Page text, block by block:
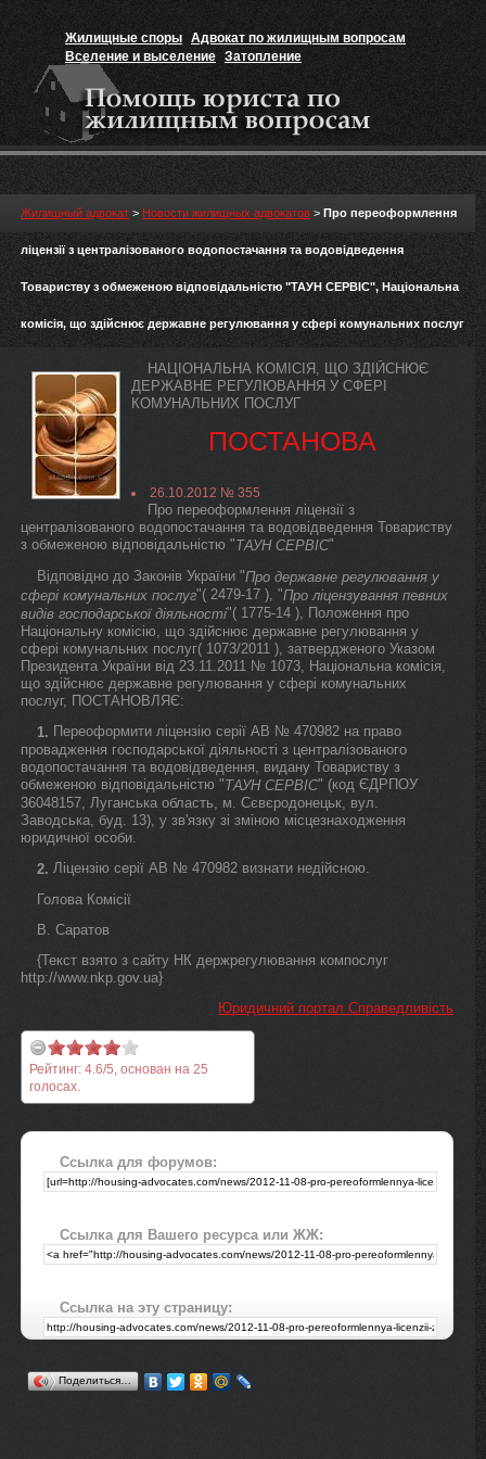
Жилищные споры Адвокат по жилищным вопросам
Вселение и выселение Затопление
Признание прав на жильё
Жилищный адвокат > Новости жилищных адвокатов > Про переоформлення
ліцензії з централізованого водопостачання та водовідведення
Товариству з обмеженою відповідальністю "ТАУН СЕРВІС", Національна
комісія, що здійснює державне регулювання у сфері комунальних послуг
НАЦІОНАЛЬНА КОМІСІЯ, ЩО ЗДІЙСНЮЄ
ДЕРЖАВНЕ РЕГУЛЮВАННЯ У СФЕРІ
КОМУНАЛЬНИХ ПОСЛУГ
ПОСТАНОВА
26.10.2012 № 355
Про переоформлення ліцензії з
централізованого водопостачання та водовідведення Товариству
з обмеженою відповідальністю "ТАУН СЕРВІС"
Відповідно до Законів України "Про державне регулювання у
сфері комунальних послуг"( 2479-17 ), "Про ліцензування певних
видів господарської діяльності"( 1775-14 ), Положення про
Національну комісію, що здійснює державне регулювання у
сфері комунальних послуг( 1073/2011 ), затвердженого Указом
Президента України від 23.11.2011 № 1073, Національна комісія,
що здійснює державне регулювання у сфері комунальних
послуг, ПОСТАНОВЛЯЄ:
1. Переоформити ліцензію серії АВ № 470982 на право
провадження господарської діяльності з централізованого
водопостачання та водовідведення, видану Товариству з
обмеженою відповідальністю "ТАУН СЕРВІС" (код ЄДРПОУ
36048157, Луганська область, м. Сєвєродонецьк, вул.
Заводська, буд. 13), у зв'язку зі зміною місцезнаходження
юридичної особи.
2. Ліцензію серії АВ № 470982 визнати недійсною.
Голова Комісії
В. Саратов
{Текст взято з сайту НК держрегулювання компослуг
http://www.nkp.gov.ua}
Юридичний портал Справедливість
Рейтинг: 4.6/5, основан на 25
голосах.
Ссылка для форумов:
Ссылка для Вашего ресурса или ЖЖ:
Ссылка на эту страницу:
Поделиться…